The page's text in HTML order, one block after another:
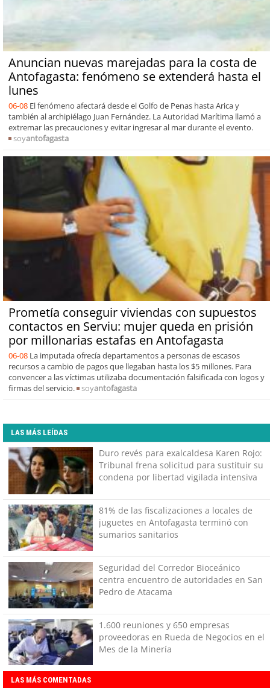
Anuncian nuevas marejadas para la costa de
Antofagasta: fenómeno se extenderá hasta el
lunes
06-08 El fenómeno afectará desde el Golfo de Penas hasta Arica y
también al archipiélago Juan Fernández. La Autoridad Marítima llamó a
extremar las precauciones y evitar ingresar al mar durante el evento.
soyantofagasta
Prometía conseguir viviendas con supuestos
contactos en Serviu: mujer queda en prisión
por millonarias estafas en Antofagasta
06-08 La imputada ofrecía departamentos a personas de escasos
recursos a cambio de pagos que llegaban hasta los $5 millones. Para
convencer a las víctimas utilizaba documentación falsificada con logos y
firmas del servicio.
soyantofagasta
LAS MÁS LEÍDAS
Duro revés para exalcaldesa Karen Rojo:
Tribunal frena solicitud para sustituir su
condena por libertad vigilada intensiva
81% de las fiscalizaciones a locales de
juguetes en Antofagasta terminó con
sumarios sanitarios
Seguridad del Corredor Bioceánico
centra encuentro de autoridades en San
Pedro de Atacama
1.600 reuniones y 650 empresas
proveedoras en Rueda de Negocios en el
Mes de la Minería
LAS MÁS COMENTADAS